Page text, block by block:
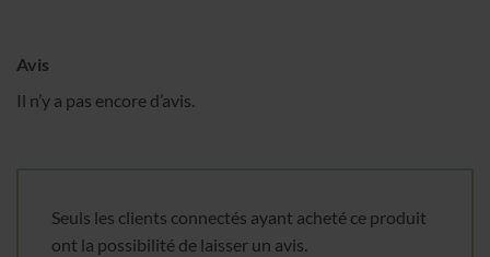
Avis
Il n’y a pas encore d’avis.
Seuls les clients connectés ayant acheté ce produit
ont la possibilité de laisser un avis.